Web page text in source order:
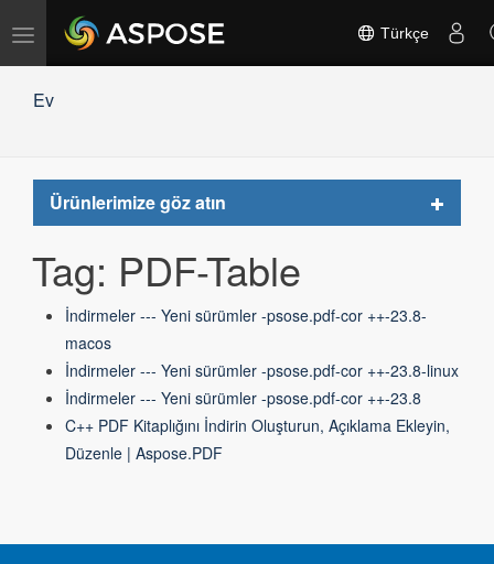
Gezinmeyi
Türkçe
Ev
Ürünlerimize göz atın
Toggle
Tag: PDF-Table
İndirmeler --- Yeni sürümler -psose.pdf-cor ++-23.8-
macos
İndirmeler --- Yeni sürümler -psose.pdf-cor ++-23.8-linux
İndirmeler --- Yeni sürümler -psose.pdf-cor ++-23.8
C++ PDF Kitaplığını İndirin Oluşturun, Açıklama Ekleyin,
Düzenle | Aspose.PDF